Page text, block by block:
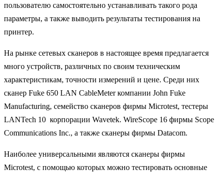
пользователю самостоятельно устанавливать такого рода
параметры, а также выводить результаты тестирования на
принтер.
На рынке сетевых сканеров в настоящее время предлагается
много устройств, различных по своим техническим
характеристикам, точности измерений и цене. Среди них
сканер Fuke 650 LAN CableMeter компании John Fuke
Manufacturing, семейство сканеров фирмы Microtest, тестеры
LANTech 10 корпорации Wavetek. WireScope 16 фирмы Scope
Communications Inc., а также сканеры фирмы Datacom.
Наиболее универсальными являются сканеры фирмы
Microtest, с помощью которых можно тестировать основные